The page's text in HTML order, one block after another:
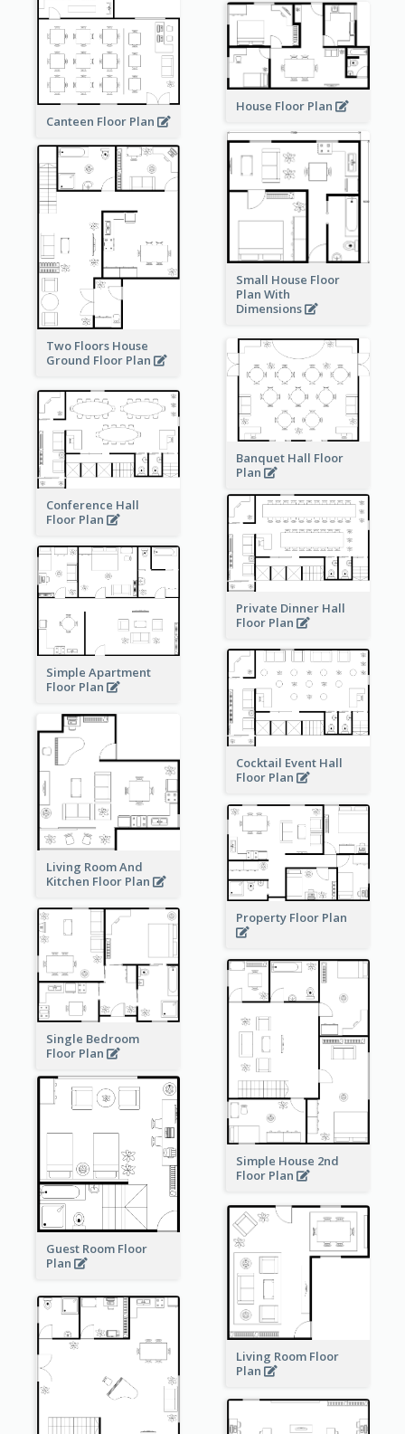
Canteen Floor Plan
House Floor Plan
Small House Floor
Plan With
Dimensions
Two Floors House
Ground Floor Plan
Banquet Hall Floor
Plan
Conference Hall
Floor Plan
Private Dinner Hall
Floor Plan
Simple Apartment
Floor Plan
Cocktail Event Hall
Floor Plan
Living Room And
Kitchen Floor Plan
Property Floor Plan
Single Bedroom
Floor Plan
Simple House 2nd
Floor Plan
Guest Room Floor
Plan
Living Room Floor
Plan